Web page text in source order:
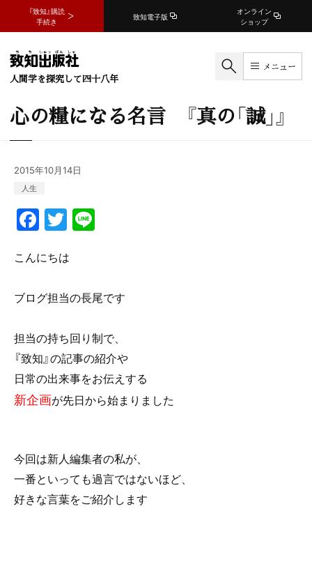
『致知』購読
手続き
致知電子版
オンライン
ショップ
人間学を探究して四十八年
メニュー
心の糧になる名言 『真の「誠」』
2015年10月14日
人生
F
a
c
e
b
o
o
k
T
w
itt
er
こんにちは
ブログ担当の長尾です
担当の持ち回り制で、
『致知』の記事の紹介や
日常の出来事をお伝えする
新企画が先日から始まりました
今回は新人編集者の私が、
一番といっても過言ではないほど、
好きな言葉をご紹介します